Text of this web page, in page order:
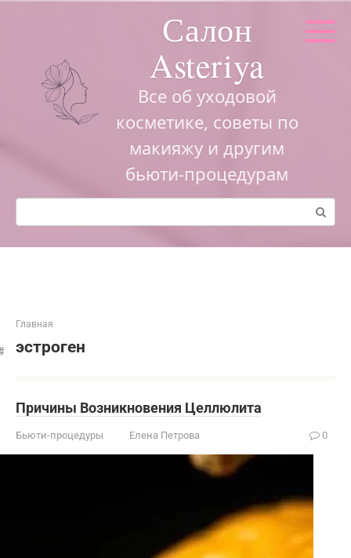
Салон
Asteriya
Все об уходовой
косметике, советы по
макияжу и другим
бьюти-процедурам
Поиск:
Главная
эстроген
Причины Возникновения Целлюлита
Бьюти-процедуры Елена Петрова 0